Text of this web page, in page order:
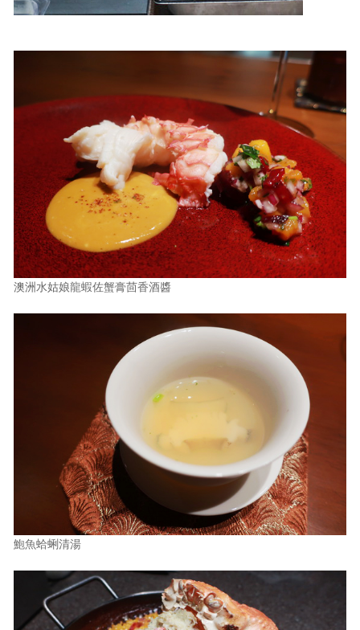
澳洲水姑娘龍蝦佐蟹膏茴香酒醬
鮑魚蛤蜊清湯